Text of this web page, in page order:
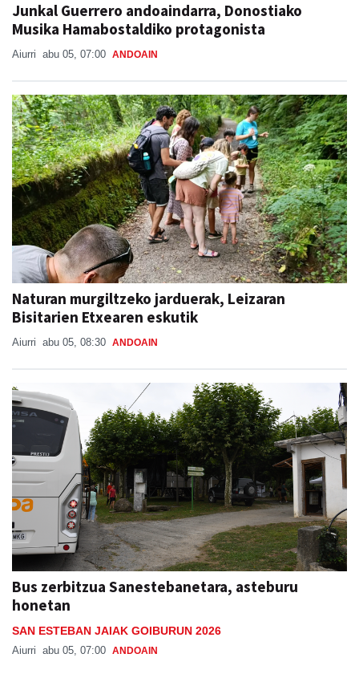
Junkal Guerrero andoaindarra, Donostiako
Musika Hamabostaldiko protagonista
Aiurri abu 05, 07:00 ANDOAIN
Naturan murgiltzeko jarduerak, Leizaran
Bisitarien Etxearen eskutik
Aiurri abu 05, 08:30 ANDOAIN
Bus zerbitzua Sanestebanetara, asteburu
honetan
SAN ESTEBAN JAIAK GOIBURUN 2026
Aiurri abu 05, 07:00 ANDOAIN